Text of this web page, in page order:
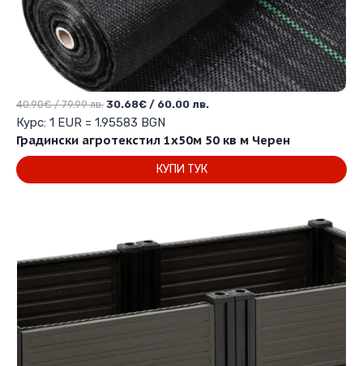
Градински агротекстил 1х50м 50 кв м Черен
40.90€/ 79.99 лв. Original
price
was:
79.99 лв..
30.68€ / 60.00 лв.Текущата
е:
60.00 лв..
Курс: 1 EUR = 1.95583 BGN
КУПИ ТУК